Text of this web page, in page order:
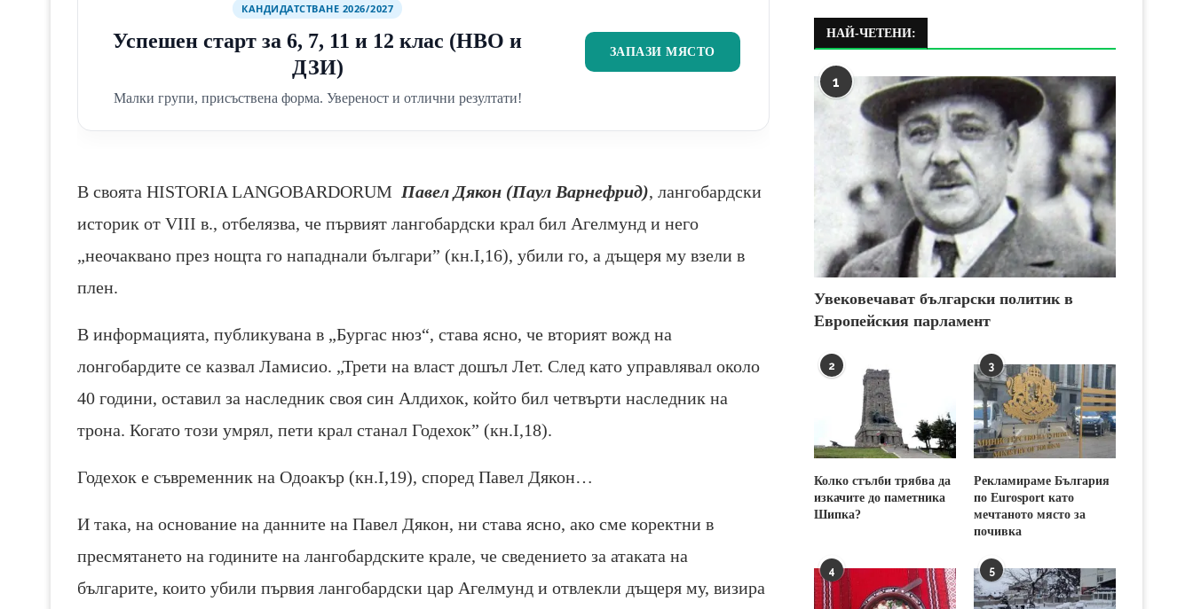
КАНДИДАТСТВАНЕ 2026/2027
Успешен старт за 6, 7, 11 и 12 клас (НВО и
ДЗИ)
Малки групи, присъствена форма. Увереност и отлични резултати!
ЗАПАЗИ МЯСТО
В своята HISTORIA LANGOBARDORUM Павел Дякон (Паул Варнефрид), лангобардски
историк от VІІІ в., отбелязва, че първият лангобардски крал бил Агелмунд и него
„неочаквано през нощта го нападнали българи” (кн.І,16), убили го, а дъщеря му взели в
плен.
В информацията, публикувана в „Бургас нюз“, става ясно, че вторият вожд на
лонгобардите се казвал Ламисио. „Трети на власт дошъл Лет. След като управлявал около
40 години, оставил за наследник своя син Алдихок, който бил четвърти наследник на
трона. Когато този умрял, пети крал станал Годехок” (кн.І,18).
Годехок е съвременник на Одоакър (кн.І,19), според Павел Дякон…
И така, на основание на данните на Павел Дякон, ни става ясно, ако сме коректни в
пресмятането на годините на лангобардските крале, че сведението за атаката на
българите, които убили първия лангобардски цар Агелмунд и отвлекли дъщеря му, визира
НАЙ-ЧЕТЕНИ:
1
Увековечават български политик в
Европейския парламент
2
Колко стълби трябва да
изкачите до паметника
Шипка?
3
Рекламираме България
по Eurosport като
мечтаното място за
почивка
4 5